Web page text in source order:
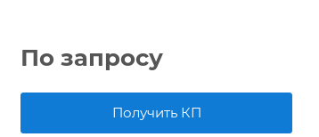
По запросу
Получить КП